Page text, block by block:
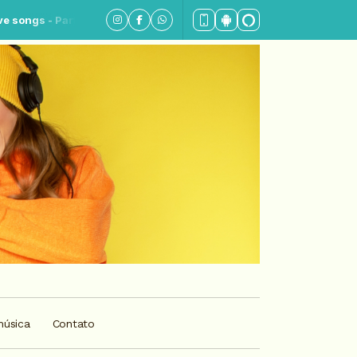
1
Contato